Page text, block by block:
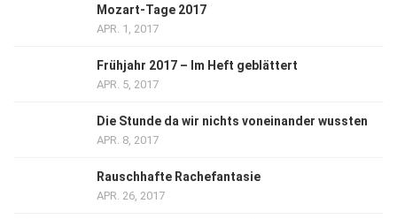
Mozart-Tage 2017
APR. 1, 2017
Frühjahr 2017 – Im Heft geblättert
APR. 5, 2017
Die Stunde da wir nichts voneinander wussten
APR. 8, 2017
Rauschhafte Rachefantasie
APR. 26, 2017